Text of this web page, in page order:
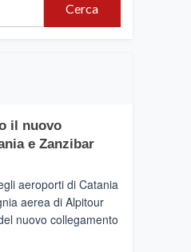
Cerca
il nuovo
e Zanzibar
aeroporti di Catania
aerea di Alpitour
nuovo collegamento